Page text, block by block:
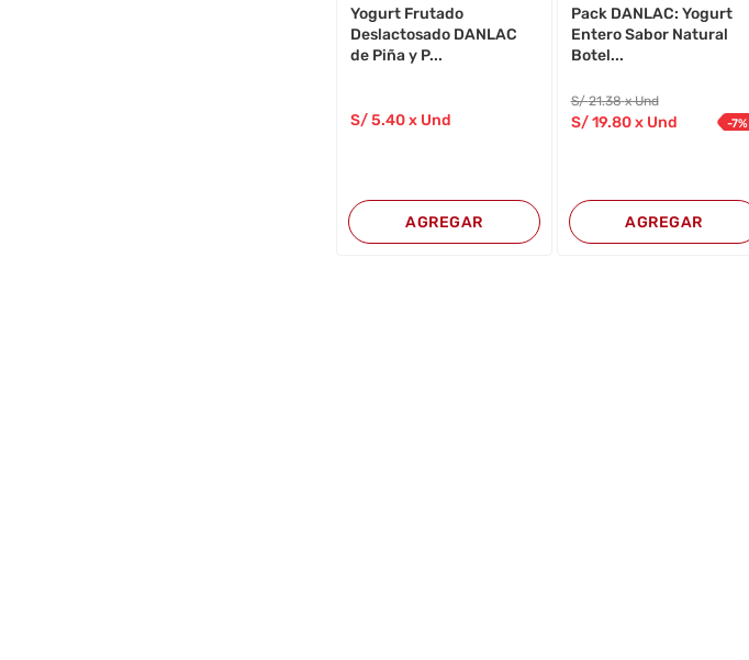
Yogurt Frutado
Deslactosado DANLAC
de Piña y P...
S/5.40x Und
AGREGAR
Pack DANLAC: Yogurt
Entero Sabor Natural
Botel...
S/21.38 x Und
S/19.80 x Und -7%
AGREGAR